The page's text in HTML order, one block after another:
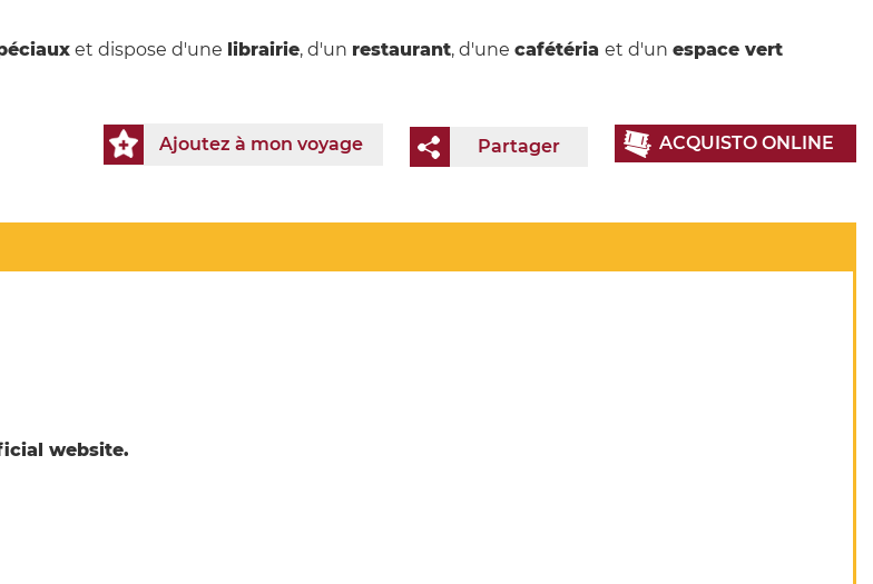
et dispose d'une librairie, d'un restaurant, d'une cafétéria et d'un espace vert
ACQUISTO ONLINE
Partager
Ajoutez à mon voyage
website.